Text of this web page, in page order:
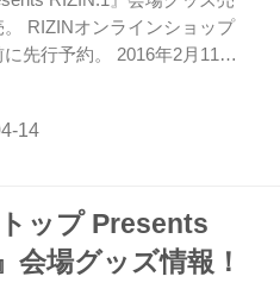
。 RIZINオンラインショップ
先行予約。 2016年2月11
が亡くなった。享年44歳だっ
ミルコ・クロコップ、エメ
したファイトスタイルで日
界を盛り上げた。驚異的なパ
あやかって「リアル・ドン
ップ Presents
会場グッズ情報！